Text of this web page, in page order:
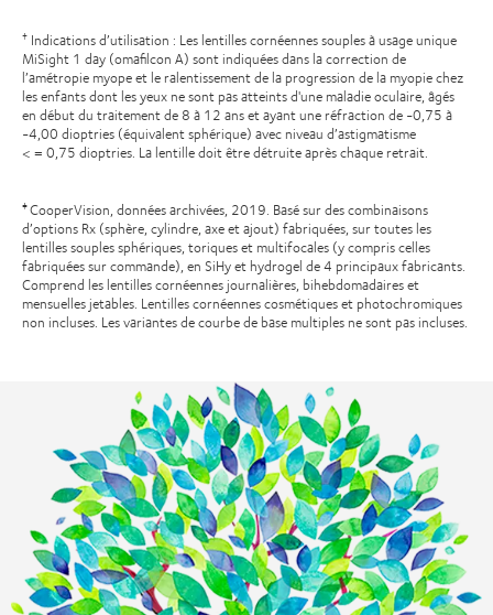
† Indications d’utilisation : Les lentilles cornéennes souples à usage unique
MiSight 1 day (omafilcon A) sont indiquées dans la correction de
l’amétropie myope et le ralentissement de la progression de la myopie chez
les enfants dont les yeux ne sont pas atteints d'une maladie oculaire, âgés
en début du traitement de 8 à 12 ans et ayant une réfraction de -0,75 à
-4,00 dioptries (équivalent sphérique) avec niveau d’astigmatisme
< = 0,75 dioptries. La lentille doit être détruite après chaque retrait.
‡CooperVision, données archivées, 2019. Basé sur des combinaisons
d’options Rx (sphère, cylindre, axe et ajout) fabriquées, sur toutes les
lentilles souples sphériques, toriques et multifocales (y compris celles
fabriquées sur commande), en SiHy et hydrogel de 4 principaux fabricants.
Comprend les lentilles cornéennes journalières, bihebdomadaires et
mensuelles jetables. Lentilles cornéennes cosmétiques et photochromiques
non incluses. Les variantes de courbe de base multiples ne sont pas incluses.